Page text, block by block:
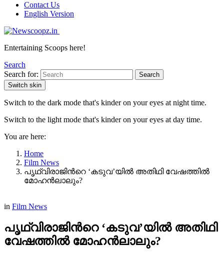
Contact Us
English Version
Entertaining Scoops here!
Search
Search for:
Search
Switch skin
Switch to the dark mode that's kinder on your eyes at night time.
Switch to the light mode that's kinder on your eyes at day time.
You are here:
Home
Film News
പൃഥ്വിരാജിന്‍റെ ‘കടുവ’യിൽ അതിഥി വേഷത്തിൽ
മോഹൻലാലും?
in Film News
പൃഥ്വിരാജിന്‍റെ ‘കടുവ’യിൽ അതിഥി
വേഷത്തിൽ മോഹൻലാലും?